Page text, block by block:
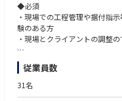
◆必須
・現場での工程管理や据付指
験のある方
・現場とクライアントの調整
◆歓迎
・プラントや工場等での機械の
従業員数
31名